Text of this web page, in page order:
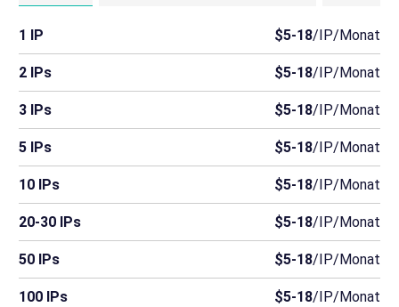
1 IP $5-18/IP/Monat
2 IPs $5-18/IP/Monat
3 IPs $5-18/IP/Monat
5 IPs $5-18/IP/Monat
10 IPs $5-18/IP/Monat
20-30 IPs $5-18/IP/Monat
50 IPs $5-18/IP/Monat
100 IPs $5-18/IP/Monat